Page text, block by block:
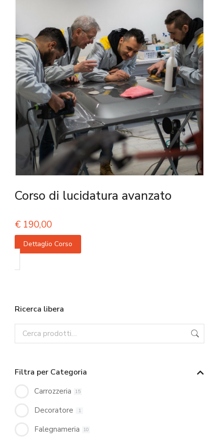
Corso di lucidatura avanzato
€ 190,00
Dettaglio Corso
Ricerca libera
Filtra per Categoria
Carrozzeria 15
Decoratore 1
Falegnameria 10